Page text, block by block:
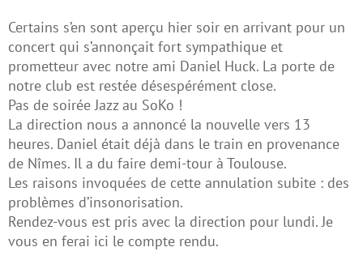
Certains s’en sont aperçu hier soir en arrivant pour un
concert qui s’annonçait fort sympathique et
prometteur avec notre ami Daniel Huck. La porte de
notre club est restée désespérément close.
Pas de soirée Jazz au SoKo !
La direction nous a annoncé la nouvelle vers 13
heures. Daniel était déjà dans le train en provenance
de Nîmes. Il a du faire demi-tour à Toulouse.
Les raisons invoquées de cette annulation subite : des
problèmes d’insonorisation.
Rendez-vous est pris avec la direction pour lundi. Je
vous en ferai ici le compte rendu.